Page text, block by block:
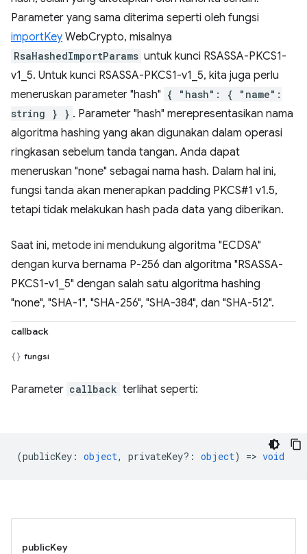
Parameter yang sama diterima seperti oleh fungsi
importKey WebCrypto, misalnya
RsaHashedImportParams untuk kunci RSASSA-PKCS1-
v1_5. Untuk kunci RSASSA-PKCS1-v1_5, kita juga perlu
meneruskan parameter "hash" { "hash": { "name":
string } } . Parameter "hash" merepresentasikan nama
algoritma hashing yang akan digunakan dalam operasi
ringkasan sebelum tanda tangan. Anda dapat
meneruskan "none" sebagai nama hash. Dalam hal ini,
fungsi tanda akan menerapkan padding PKCS#1 v1.5,
tetapi tidak melakukan hash pada data yang diberikan.
Saat ini, metode ini mendukung algoritma "ECDSA"
dengan kurva bernama P-256 dan algoritma "RSASSA-
PKCS1-v1_5" dengan salah satu algoritma hashing
"none", "SHA-1", "SHA-256", "SHA-384", dan "SHA-512".
callback
fungsi
Parameter callback terlihat seperti:
(publicKey : object, privateKey? : object) => void
publicKey